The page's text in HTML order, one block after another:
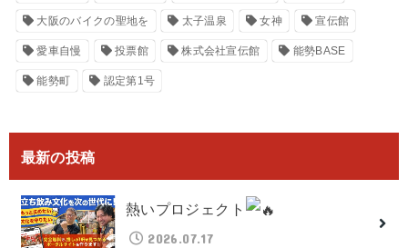
大阪のバイクの聖地を 太子温泉 女神 宣伝館
愛車自慢 投票館 株式会社宣伝館 能勢BASE
能勢町 認定第1号
最新の投稿
熱いプロジェクト
2026.07.17